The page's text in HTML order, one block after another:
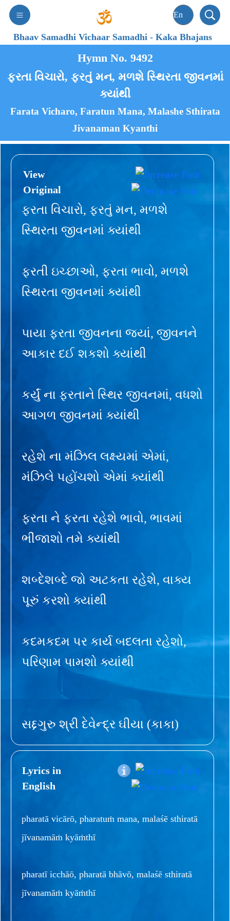
Bhaav Samadhi Vichaar Samadhi-Kaka Bhajans
Hymn No. 9492
ફરતા વિચારો, ફરતું મન, મળશે સ્થિરતા જીવનમાં
ક્યાંથી
Farata Vicharo, Faratun Mana, Malashe Sthirata
Jivanaman Kyanthi
View
Original
ફરતા વિચારો, ફરતું મન, મળશે
સ્થિરતા જીવનમાં ક્યાંથી
ફરતી ઇચ્છાઓ, ફરતા ભાવો, મળશે
સ્થિરતા જીવનમાં ક્યાંથી
પાયા ફરતા જીવનના જ્યાં, જીવનને
આકાર દઈ શકશો ક્યાંથી
કર્યું ના ફરતાને સ્થિર જીવનમાં, વધશો
આગળ જીવનમાં ક્યાંથી
રહેશે ના મંઝિલ લક્ષ્યમાં એમાં,
મંઝિલે પહોંચશો એમાં ક્યાંથી
ફરતા ને ફરતા રહેશે ભાવો, ભાવમાં
ભીંજાશો તમે ક્યાંથી
શબ્દેશબ્દે જો અટકતા રહેશે, વાક્ય
પૂરું કરશો ક્યાંથી
કદમકદમ પર કાર્ય બદલતા રહેશો,
પરિણામ પામશો ક્યાંથી
સદ્દગુરુ શ્રી દેવેન્દ્ર ઘીયા (કાકા)
Lyrics in
English
pharatā vicārō, pharatuṁ mana, malaśē sthiratā
jīvanamāṁ kyāṁthī
pharatī icchāō, pharatā bhāvō, malaśē sthiratā
jīvanamāṁ kyāṁthī